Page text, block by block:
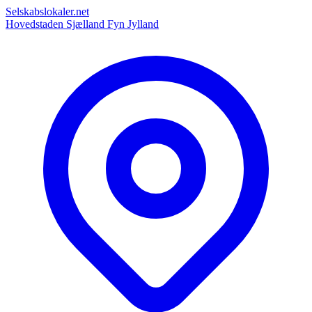
Selskabslokaler.net
Hovedstaden Sjælland Fyn Jylland